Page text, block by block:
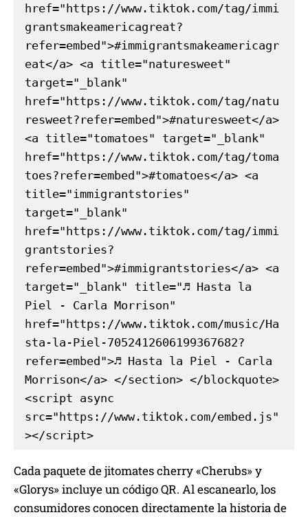
href="https://www.tiktok.com/tag/immi
grantsmakeamericagreat?
refer=embed">#immigrantsmakeamericagr
eat</a> <a title="naturesweet"
target="_blank"
href="https://www.tiktok.com/tag/natu
resweet?refer=embed">#naturesweet</a>
<a title="tomatoes" target="_blank"
href="https://www.tiktok.com/tag/toma
toes?refer=embed">#tomatoes</a> <a
title="immigrantstories"
target="_blank"
href="https://www.tiktok.com/tag/immi
grantstories?
refer=embed">#immigrantstories</a> <a
target="_blank" title="♬ Hasta la
Piel - Carla Morrison"
href="https://www.tiktok.com/music/Ha
sta-la-Piel-7052412606199367682?
refer=embed">♬ Hasta la Piel - Carla
Morrison</a> </section> </blockquote>
<script async
src="https://www.tiktok.com/embed.js"
></script>
Cada paquete de jitomates cherry «Cherubs» y
«Glorys» incluye un código QR. Al escanearlo, los
consumidores conocen directamente la historia de